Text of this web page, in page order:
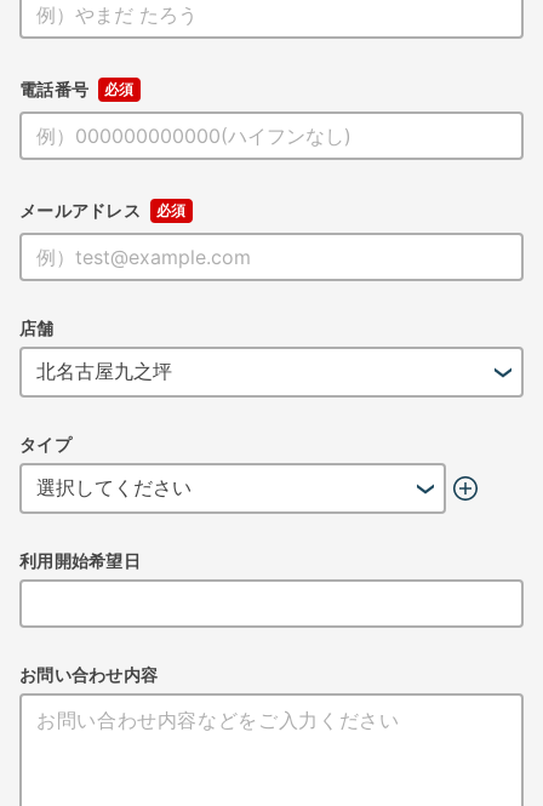
電話番号
メールアドレス
店舗
タイプ
利用開始希望日
お問い合わせ内容